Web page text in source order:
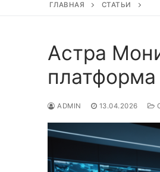
ГЛАВНАЯ СТАТЬИ
Астра
ADMIN 13.04.2026